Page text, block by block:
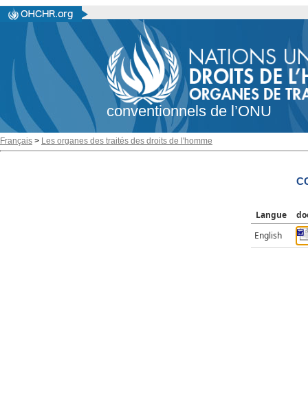
conventionnels de l’ONU
Français > Les organes des traités des droits de l'homme
Langue
English